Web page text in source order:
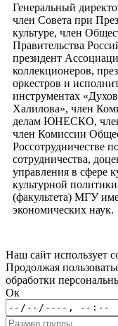
Генеральный
член Совета при
культуре, член
Правительства
президент
коллекционеров,
оркестров и
инструментах
Халилова», член
делам ЮНЕСКО, член
член Комиссии
Россотрудничестве
сотрудничества,
управления в сфере
культурной
(факультета) МГУ
экономических наук.
Наш сайт использует
Продолжая
обработки
Ок